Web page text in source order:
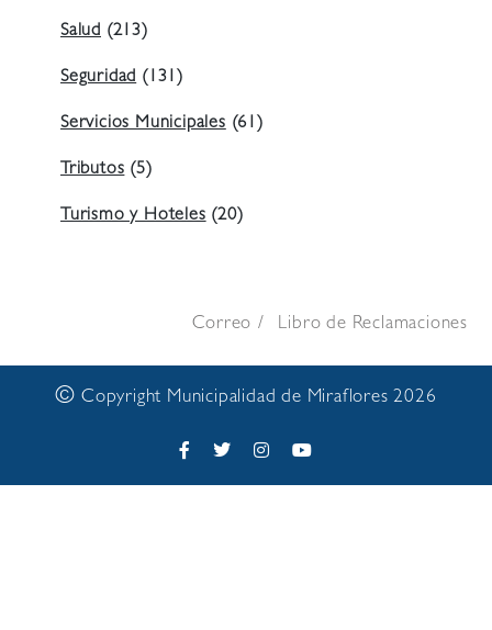
Salud (213)
Seguridad (131)
Servicios Municipales (61)
Tributos (5)
Turismo y Hoteles (20)
Correo Libro de Reclamaciones
© Copyright Municipalidad de Miraflores 2026